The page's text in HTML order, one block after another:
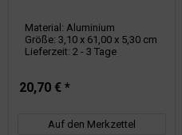
Material: Aluminium
Größe: 3,10 x 61,00 x 5,30 cm
Lieferzeit: 2 - 3 Tage
20,70 € *
Auf den Merkzettel